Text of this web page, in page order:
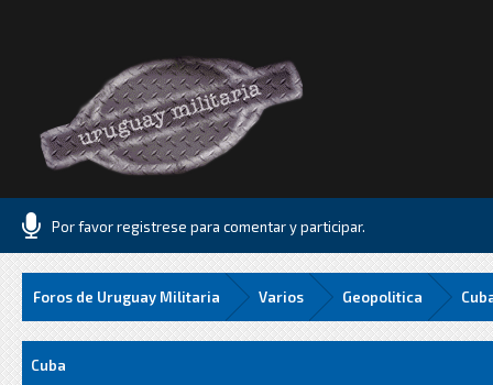
Por favor registrese para comentar y participar.
Foros de Uruguay Militaria Varios Geopolitica
Cuba